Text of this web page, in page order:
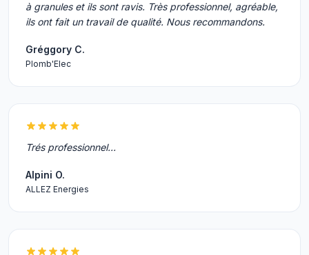
à granules et ils sont ravis. Très professionnel, agréable,
ils ont fait un travail de qualité. Nous recommandons.
Gréggory C.
Plomb'Elec
Trés professionnel...
Alpini O.
ALLEZ Energies